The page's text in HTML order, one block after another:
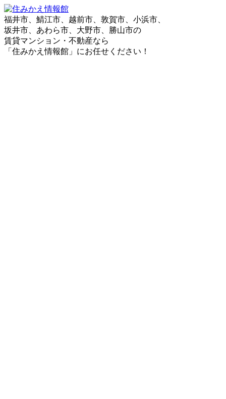
福井市、鯖江市、越前市、敦賀市、小浜市、
坂井市、あわら市、大野市、勝山市の
賃貸マンション・不動産なら
「住みかえ情報館」にお任せください！